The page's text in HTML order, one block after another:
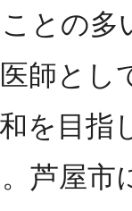
との多
師とし
を目指
芦屋市